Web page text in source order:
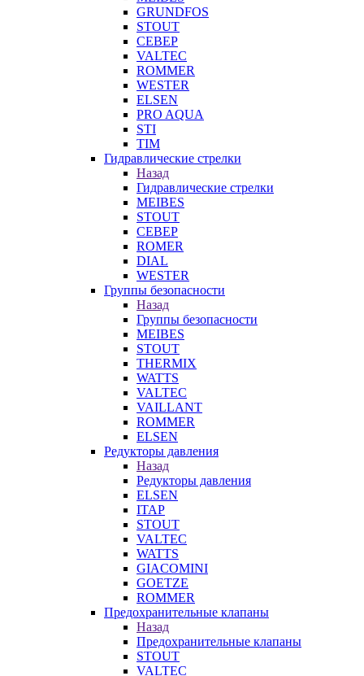
GRUNDFOS
STOUT
СЕВЕР
VALTEC
ROMMER
WESTER
ELSEN
PRO AQUA
STI
TIM
Гидравлические стрелки
Назад
Гидравлические стрелки
MEIBES
STOUT
СЕВЕР
ROMER
DIAL
WESTER
Группы безопасности
Назад
Группы безопасности
MEIBES
STOUT
THERMIX
WATTS
VALTEC
VAILLANT
ROMMER
ELSEN
Редукторы давления
Назад
Редукторы давления
ELSEN
ITAP
STOUT
VALTEC
WATTS
GIACOMINI
GOETZE
ROMMER
Предохранительные клапаны
Назад
Предохранительные клапаны
STOUT
VALTEC